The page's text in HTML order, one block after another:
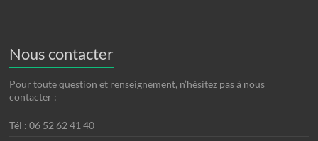
Nous contacter
Pour toute question et renseignement, n’hésitez pas à nous
contacter :
Tél : 06 52 62 41 40